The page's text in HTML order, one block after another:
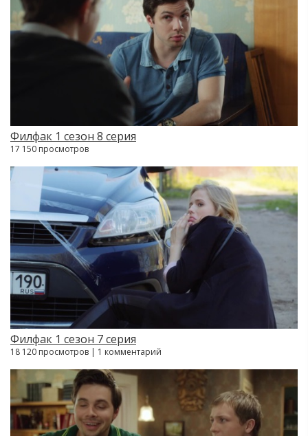
Филфак 1 сезон 8 серия
17 150 просмотров
Филфак 1 сезон 7 серия
18 120 просмотров | 1 комментарий